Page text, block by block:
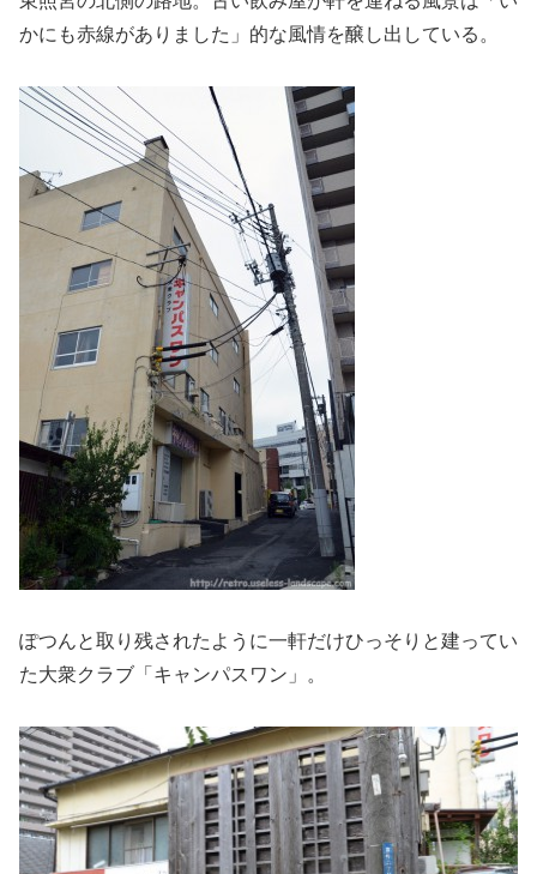
かにも赤線がありました」的な風情を醸し出している。
ぽつんと取り残されたように一軒だけひっそりと建ってい
た大衆クラブ「キャンパスワン」。